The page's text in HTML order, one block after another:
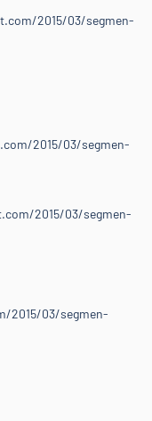
/>
family:
10px;">
URL
2015/02/segme
li>
dipilih oleh
2015/03/segmen-
2015/03/segmen-
2015/03/segmen-
2015/03/segmen-